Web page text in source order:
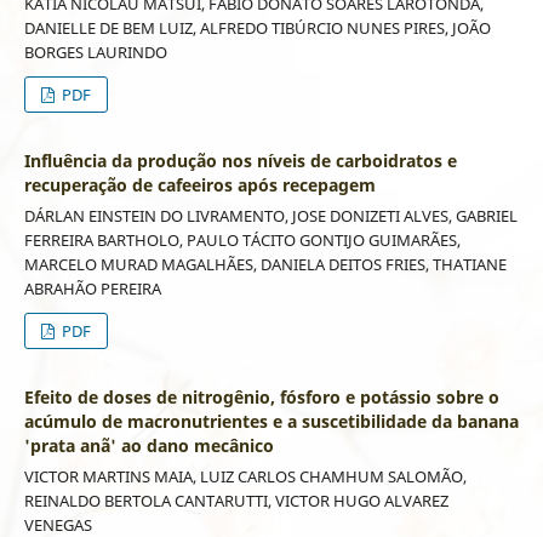
DANIELLE DE BEM LUIZ, ALFREDO TIBÚRCIO NUNES PIRES, JOÃO
BORGES LAURINDO
PDF
Influência da produção nos níveis de carboidratos e
recuperação de cafeeiros após recepagem
DÁRLAN EINSTEIN DO LIVRAMENTO, JOSE DONIZETI ALVES, GABRIEL
FERREIRA BARTHOLO, PAULO TÁCITO GONTIJO GUIMARÃES,
MARCELO MURAD MAGALHÃES, DANIELA DEITOS FRIES, THATIANE
ABRAHÃO PEREIRA
PDF
Efeito de doses de nitrogênio, fósforo e potássio sobre o
acúmulo de macronutrientes e a suscetibilidade da banana
'prata anã' ao dano mecânico
VICTOR MARTINS MAIA, LUIZ CARLOS CHAMHUM SALOMÃO,
REINALDO BERTOLA CANTARUTTI, VICTOR HUGO ALVAREZ
VENEGAS